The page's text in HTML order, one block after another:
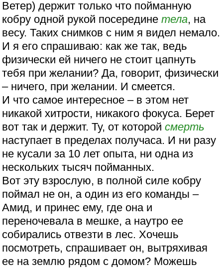
Ветер) держит только что пойманную
кобру одной рукой посерединетела, на
весу. Таких снимков с ним я видел немало.
И я его спрашиваю: как же так, ведь
физически ей ничего не стоит цапнуть
тебя при желании? Да, говорит, физически
– ничего, при желании. И смеется.
И что самое интересное – в этом нет
никакой хитрости, никакого фокуса. Берет
вот так и держит. Ту, от которойсмерть
наступает в пределах получаса. И ни разу
не кусали за 10 лет опыта, ни одна из
нескольких тысяч пойманных.
Вот эту взрослую, в полной силе кобру
поймал не он, а один из его команды –
Амид, и принес ему, где она и
переночевала в мешке, а наутро ее
собирались отвезти в лес. Хочешь
посмотреть, спрашивает он, вытряхивая
ее на землю рядом с домом? Можешь